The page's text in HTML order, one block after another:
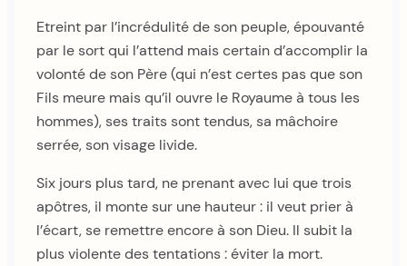
Etreint par l’incrédulité de son peuple, épouvanté
par le sort qui l’attend mais certain d’accomplir la
volonté de son Père (qui n’est certes pas que son
Fils meure mais qu’il ouvre le Royaume à tous les
hommes), ses traits sont tendus, sa mâchoire
serrée, son visage livide.
Six jours plus tard, ne prenant avec lui que trois
apôtres, il monte sur une hauteur : il veut prier à
l’écart, se remettre encore à son Dieu. Il subit la
plus violente des tentations : éviter la mort.